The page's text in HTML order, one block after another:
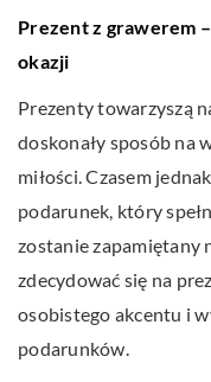
Prezent z grawerem
okazji
Prezenty towarzyszą
doskonały sposób na
miłości. Czasem
podarunek, który
zostanie zapamiętany
zdecydować się na
osobistego akcentu i
podarunków.